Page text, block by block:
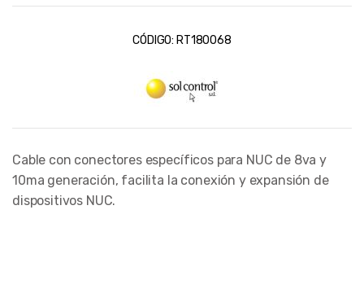
CÓDIGO: RT180068
Cable con conectores específicos para NUC de 8va y
10ma generación, facilita la conexión y expansión de
dispositivos NUC.